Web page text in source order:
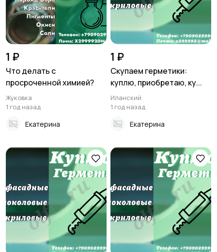
1 ₽
Что делать с
просроченной химией?
Жуковка
1 год назад
Екатерина
1 ₽
Скупаем герметики:
куплю, приобретаю, ку...
Иланский
1 год назад
Екатерина